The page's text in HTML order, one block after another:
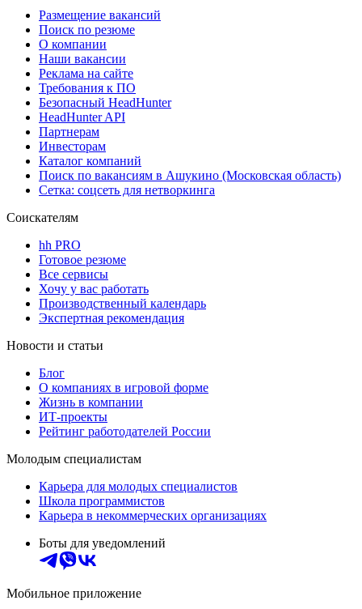
Размещение вакансий
Поиск по резюме
О компании
Наши вакансии
Реклама на сайте
Требования к ПО
Безопасный HeadHunter
HeadHunter API
Партнерам
Инвесторам
Каталог компаний
Поиск по вакансиям в Ашукино (Московская область)
Сетка: соцсеть для нетворкинга
Соискателям
hh PRO
Готовое резюме
Все сервисы
Хочу у вас работать
Производственный календарь
Экспертная рекомендация
Новости и статьи
Блог
О компаниях в игровой форме
Жизнь в компании
ИТ-проекты
Рейтинг работодателей России
Молодым специалистам
Карьера для молодых специалистов
Школа программистов
Карьера в некоммерческих организациях
Боты для уведомлений
Мобильное приложение